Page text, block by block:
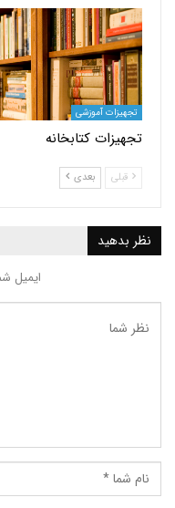
آموزشی
کتابخانه
بعدی
ایمیل شما منتشر